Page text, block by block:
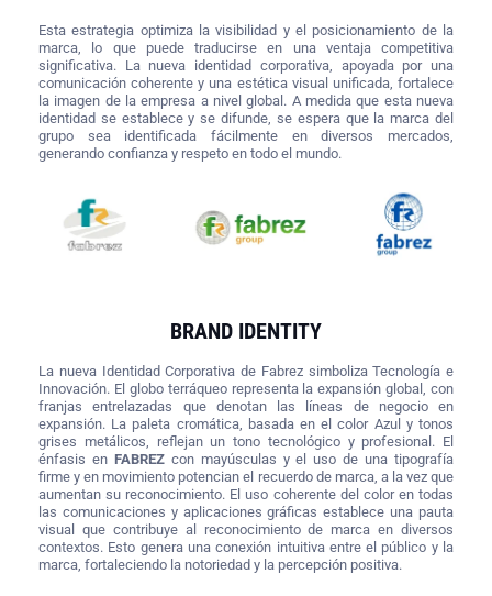
Esta estrategia optimiza la visibilidad y el posicionamiento de la
marca, lo que puede traducirse en una ventaja competitiva
significativa. La nueva identidad corporativa, apoyada por una
comunicación coherente y una estética visual unificada, fortalece
la imagen de la empresa a nivel global. A medida que esta nueva
identidad se establece y se difunde, se espera que la marca del
grupo sea identificada fácilmente en diversos mercados,
generando confianza y respeto en todo el mundo.
BRAND IDENTITY
La nueva Identidad Corporativa de Fabrez simboliza Tecnología e
Innovación. El globo terráqueo representa la expansión global, con
franjas entrelazadas que denotan las líneas de negocio en
expansión. La paleta cromática, basada en el color Azul y tonos
grises metálicos, reflejan un tono tecnológico y profesional. El
énfasis en FABREZcon mayúsculas y el uso de una tipografía
firme y en movimiento potencian el recuerdo de marca, a la vez que
aumentan su reconocimiento. El uso coherente del color en todas
las comunicaciones y aplicaciones gráficas establece una pauta
visual que contribuye al reconocimiento de marca en diversos
contextos. Esto genera una conexión intuitiva entre el público y la
marca, fortaleciendo la notoriedad y la percepción positiva.